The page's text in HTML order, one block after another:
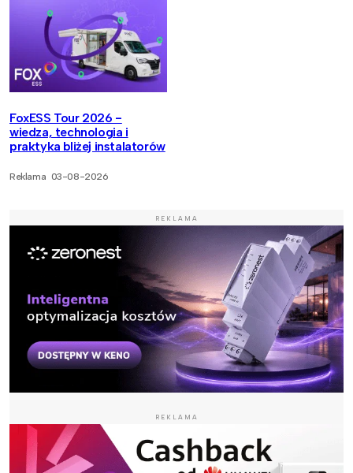
FoxESS Tour 2026 -
wiedza, technologia i
praktyka bliżej instalatorów
Reklama 03-08-2026
REKLAMA
REKLAMA